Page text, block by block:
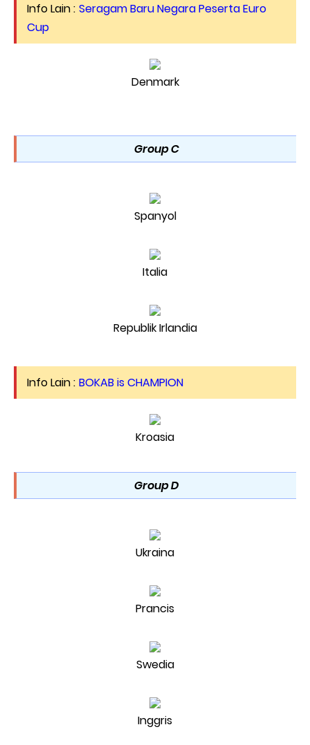
Info Lain : Seragam Baru Negara Peserta Euro
Cup
Denmark
Group C
Spanyol
Italia
Republik Irlandia
Info Lain : BOKAB is CHAMPION
Kroasia
Group D
Ukraina
Prancis
Swedia
Inggris